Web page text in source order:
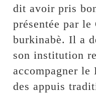
dit avoir pris
présentée par
burkinabè. Il a
son institution
accompagner le
des appuis